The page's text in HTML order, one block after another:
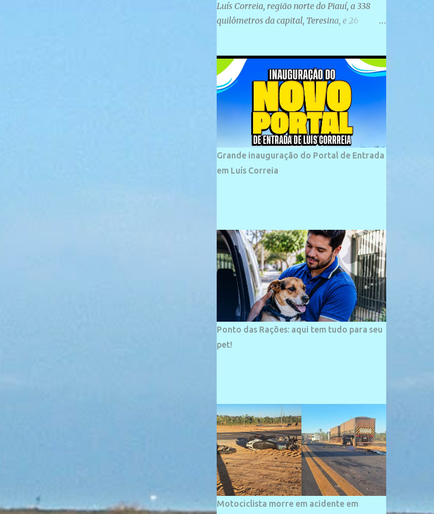
Luís Correia, região norte do Piauí, a 338
quilômetros da capital, Teresina, e 26
plana e retilínea na maior parte de sua
extensão, chegando a mais ou menos a 1,5
km de paisagens exuberantes. Possui ondas
suaves devido ao extensivo molhe de pedras
que não chegam a 2 metros de altura, não
apresentando dunas em seu espaço
geográfico. Não se sabe ao certo porque a
praia leva esse nome, e muitas das suas
vizinhos. O bairro onde se localiza a praia é
palco de amplos investimentos e projetos
grandiosos como hotéis, pousadas e
residências de veraneio de grande porte. O
maior empreendimento fixado nessa área é
o SESC Praia, inaugurado em 12 de julho de
1996. Com arquitetura moderna,...
Grande inauguração do Portal de Entrada
em Luís Correia
Ponto das Rações: aqui tem tudo para seu
pet!
Motociclista morre em acidente em